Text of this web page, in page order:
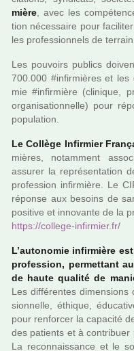
mière , avec les
tion néces­saire pour
les pro­fes­sion­nels de ter­rain.
Les pou­voirs publics
700.000 #in­fir­miè­res et les
mie #in­fir­mière (cli­­ni­­que,
orga­­ni­­sa­­tion­­nelle) pour
popu­la­tion.
Le Collège Infirmier
miè­res, notam­ment
assu­rer la repré­sen­ta­tion
pro­fes­sion infir­mière. Le
réponse aux besoins de
posi­tive et inno­vante de la
https://col­lege-infir­mier.fr/
L’auto­­no­­mie infir­­mière
pro­­fes­­sion, per­­met­­tant
de haute qua­­lité de
Les dif­­fé­­ren­­tes
sion­­nelle, éthique,
pour ren­­for­­cer la capa­­cité
des patients et à contri­­buer
La reconnais­­sance et le